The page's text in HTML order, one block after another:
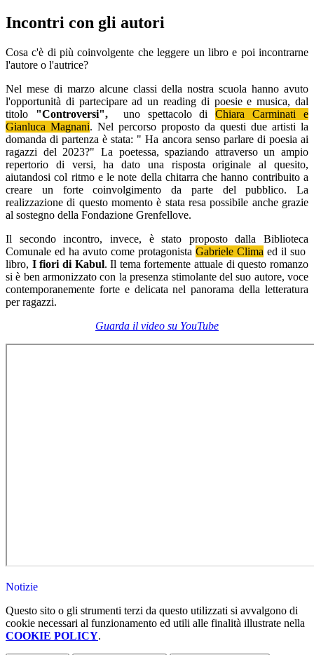
Incontri con gli autori
Cosa c'è di più coinvolgente che leggere un libro e poi incontrarne
l'autore o l'autrice?
Nel mese di marzo alcune classi della nostra scuola hanno avuto
l'opportunità di partecipare ad un reading di poesie e musica, dal
titolo "Controversi",uno spettacolo diChiara Carminati e
Gianluca Magnani. Nel percorso proposto da questi due artisti la
domanda di partenza è stata: " Ha ancora senso parlare di poesia ai
ragazzi del 2023?" La poetessa, spaziando attraverso un ampio
repertorio di versi, ha dato una risposta originale al quesito,
aiutandosi col ritmo e le note della chitarra che hanno contribuito a
creare un forte coinvolgimento da parte del pubblico. La
realizzazione di questo momento è stata resa possibile anche grazie
al sostegno della Fondazione Grenfellove.
Il secondo incontro, invece, è stato proposto dalla Biblioteca
Comunale ed ha avuto come protagonista Gabriele Clima ed il suo
libro, I fiori di Kabul. Il tema fortemente attuale di questo romanzo
si è ben armonizzato con la presenza stimolante del suo autore, voce
contemporanemente forte e delicata nel panorama della letteratura
per ragazzi.
Guarda il video su YouTube
Notizie
Questo sito o gli strumenti terzi da questo utilizzati si avvalgono di
cookie necessari al funzionamento ed utili alle finalità illustrate nella
COOKIE POLICY.